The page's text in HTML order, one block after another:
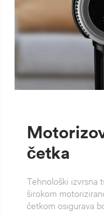
četka
Tehnološki izvrsna
širokom
četkom osigurava